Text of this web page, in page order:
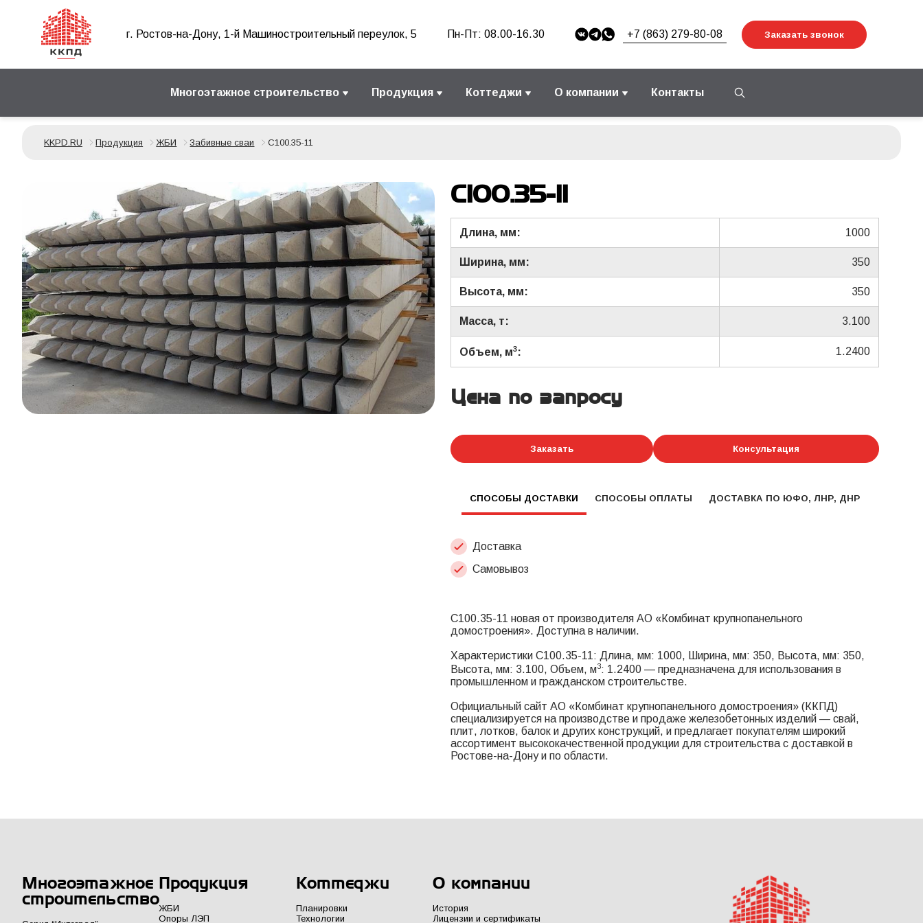
г. Ростов-на-Дону, 1-й Машиностроительный переулок, 5 Пн-Пт: 08.00-16.30 +7 (863) 279-80-08 Заказать звонок
Многоэтажное строительство Продукция Коттеджи О компании Контакты
KKPD.RU Продукция ЖБИ Забивные сваи С100.35-11
С100.35-11
Длина, мм: 1000
Ширина, мм: 350
Высота, мм: 350
Масса, т: 3.100
Объем, м3: 1.2400
Цена по запросу
Заказать Консультация
СПОСОБЫ ДОСТАВКИ СПОСОБЫ ОПЛАТЫ ДОСТАВКА ПО ЮФО, ЛНР, ДНР
Доставка
Самовывоз
С100.35-11 новая от производителя АО «Комбинат крупнопанельного
домостроения». Доступна в наличии.
Характеристики С100.35-11: Длина, мм: 1000, Ширина, мм: 350, Высота, мм: 350,
Высота, мм: 3.100, Объем, м3: 1.2400 — предназначена для использования в
промышленном и гражданском строительстве.
Официальный сайт АО «Комбинат крупнопанельного домостроения» (ККПД)
специализируется на производстве и продаже железобетонных изделий — свай,
плит, лотков, балок и других конструкций, и предлагает покупателям широкий
ассортимент высококачественной продукции для строительства с доставкой в
Ростове-на-Дону и по области.
Многоэтажное
строительство
Продукция
ЖБИ
Опоры ЛЭП
Коттеджи
Планировки
Технологии
О компании
История
Лицензии и сертификаты